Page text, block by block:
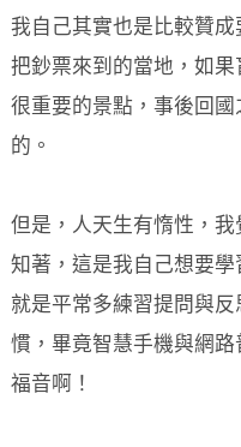
我自己其實也是比較贊
把鈔票來到的當地，如
很重要的景點，事後回
的。
但是，人天生有惰性，
知著，這是我自己想要
就是平常多練習提問與
慣，畢竟智慧手機與網
福音啊！